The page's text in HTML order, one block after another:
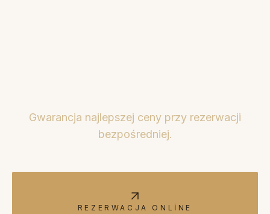
Gwarancja najlepszej ceny przy rezerwacji
bezpośredniej.
REZERWACJA ONLINE